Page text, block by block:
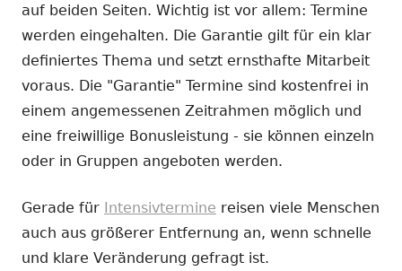
auf beiden Seiten. Wichtig ist vor allem: Termine
werden eingehalten. Die Garantie gilt für ein klar
definiertes Thema und setzt ernsthafte Mitarbeit
voraus. Die "Garantie" Termine sind kostenfrei in
einem angemessenen Zeitrahmen möglich und
eine freiwillige Bonusleistung - sie können einzeln
oder in Gruppen angeboten werden.
Gerade für Intensivtermine reisen viele Menschen
auch aus größerer Entfernung an, wenn schnelle
und klare Veränderung gefragt ist.